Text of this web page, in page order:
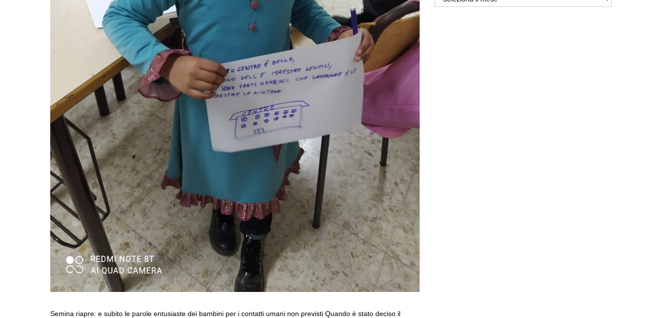
Semina riapre: e subito le parole entusiaste dei bambini per i contatti umani non previsti Quando è stato deciso il